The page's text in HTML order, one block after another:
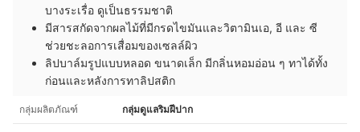
บางระเรื่อ ดูเป็นธรรมชาติ
มีสารสกัดจากผลไม้ที่มีกรดไขมันและวิตามินเอ, อี และ ซี
ช่วยชะลอการเสื่อมของเซลล์ผิว
ลิปบาล์มรูปแบบหลอด ขนาดเล็ก มีกลิ่นหอมอ่อน ๆ ทาได้ทั้ง
ก่อนและหลังการทาลิปสติก
กลุ่มผลิตภัณฑ์ กลุ่มดูแลริมฝีปาก